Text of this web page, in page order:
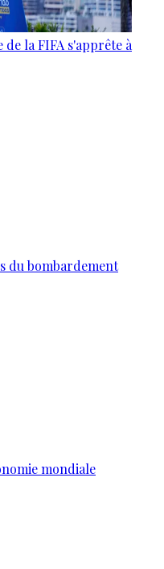
la FIFA s'apprête à
du bombardement
mondiale